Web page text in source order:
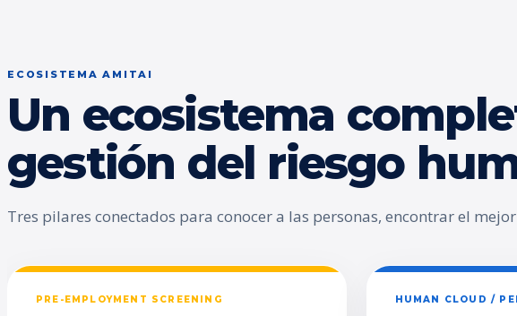
ECOSISTEMA AMITAI
Un ecosistema
gestión del riesgo
Tres pilares conectados para conocer a las personas, encontrar el
PRE-EMPLOYMENT SCREENING HUMAN CLOUD /